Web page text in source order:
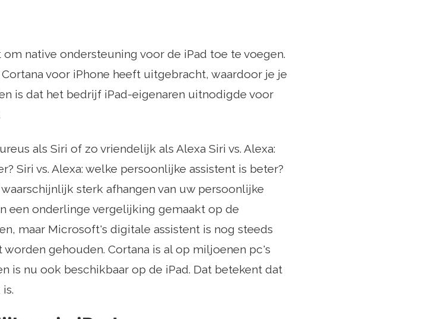
native ondersteuning voor de iPad toe te voegen.
voor iPhone heeft uitgebracht, waardoor je je
is dat het bedrijf iPad-eigenaren uitnodigde voor
als Siri of zo vriendelijk als Alexa Siri vs. Alexa:
Siri vs. Alexa: welke persoonlijke assistent is beter?
sterk afhangen van uw persoonlijke
een onderlinge vergelijking gemaakt op de
maar Microsoft's digitale assistent is nog steeds
gehouden. Cortana is al op miljoenen pc's
is nu ook beschikbaar op de iPad. Dat betekent dat